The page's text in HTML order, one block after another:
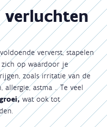
verluchten
ververst, stapelen
zich op waardoor je
zoals irritatie van de
astma .. Te veel
wat ook tot